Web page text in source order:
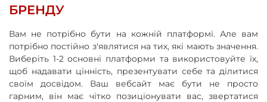
БРЕНДУ
Вам не потрібно бути на кожній платформі. Але вам
потрібно постійно з'являтися на тих, які мають значення.
Виберіть 1-2 основні платформи та використовуйте їх,
щоб надавати цінність, презентувати себе та ділитися
своїм досвідом. Ваш вебсайт має бути не просто
гарним, він має чітко позиціонувати вас, звертатися